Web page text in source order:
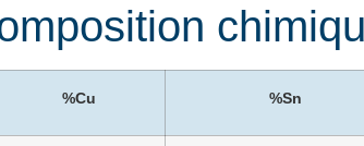
%Cu %Sn